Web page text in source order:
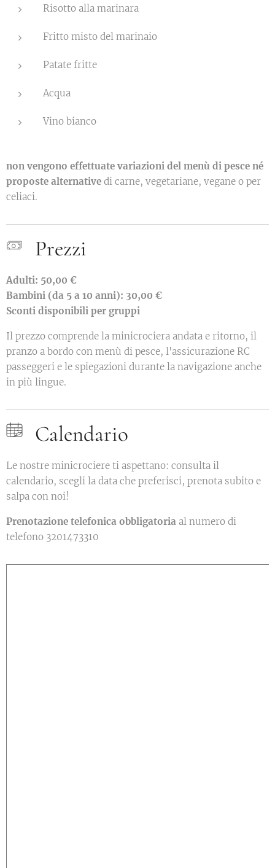
Risotto alla marinara
Fritto misto del marinaio
Patate fritte
Acqua
Vino bianco
non vengono effettuate variazioni del menù di pesce né
proposte alternative di carne, vegetariane, vegane o per
celiaci.
Prezzi
Adulti: 50,00 €
Bambini (da 5 a 10 anni): 30,00 €
Sconti disponibili per gruppi
Il prezzo comprende la minicrociera andata e ritorno, il
pranzo a bordo con menù di pesce, l'assicurazione RC
passeggeri e le spiegazioni durante la navigazione anche
in più lingue.
Calendario
Le nostre minicrociere ti aspettano: consulta il
calendario, scegli la data che preferisci, prenota subito e
salpa con noi!
Prenotazione telefonica obbligatoria al numero di
telefono 3201473310